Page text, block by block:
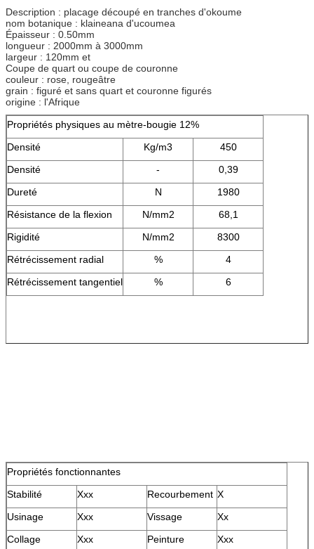
Description : placage découpé en tranches d'okoume
nom botanique : klaineana d'ucoumea
Épaisseur : 0.50mm
longueur : 2000mm à 3000mm
largeur : 120mm et
Coupe de quart ou coupe de couronne
couleur : rose, rougeâtre
grain : figuré et sans quart et couronne figurés
origine : l'Afrique
Propriétés physiques au mètre-bougie 12%
Densité
Kg/m3
450
Densité
-
0,39
Dureté
N
1980
Résistance de la flexion
N/mm2
68,1
Rigidité
N/mm2
8300
Rétrécissement radial
%
4
Rétrécissement tangentiel
% 6
Propriétés fonctionnantes
Stabilité
Xxx Recourbement X
Usinage
Xxx Vissage
Xx
Collage
Xxx Peinture
Xxx